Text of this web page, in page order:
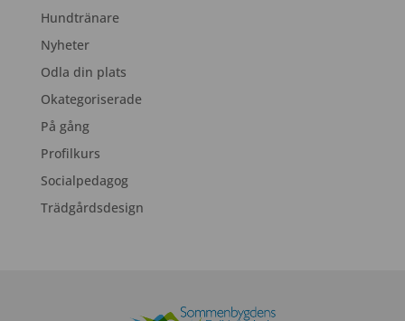
Hundtränare
Nyheter
Odla din plats
Okategoriserade
På gång
Profilkurs
Socialpedagog
Trädgårdsdesign